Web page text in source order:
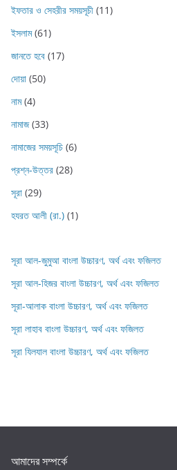
ইফতার ও সেহরীর সময়সূচী (11)
ইসলাম(61)
জানতে হবে (17)
দোয়া (50)
নাম(4)
নামাজ(33)
নামাজের সময়সূচি (6)
প্রশ্ন-উত্তর (28)
সূরা (29)
হযরত আলী (রা.) (1)
সূরা আল-জুমুআ বাংলা উচ্চারণ, অর্থ এবং ফজিলত
সূরা আল-হিজর বাংলা উচ্চারণ, অর্থ এবং ফজিলত
সূরা-আলাক বাংলা উচ্চারণ, অর্থ এবং ফজিলত
সূরা লাহাব‌‌‌ বাংলা উচ্চারণ, অর্থ এবং ফজিলত
সূরা যিলযাল বাংলা উচ্চারণ, অর্থ এবং ফজিলত
আমাদের সম্পর্কে